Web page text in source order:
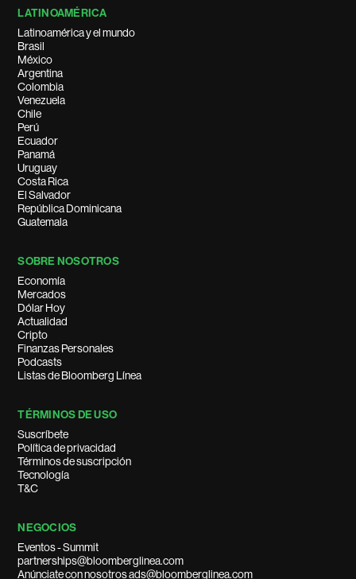
LATINOAMÉRICA
Latinoamérica y el mundo
Brasil
México
Argentina
Colombia
Venezuela
Chile
Perú
Ecuador
Panamá
Uruguay
Costa Rica
El Salvador
República Dominicana
Guatemala
SOBRE NOSOTROS
Economía
Mercados
Dólar Hoy
Actualidad
Cripto
Finanzas Personales
Podcasts
Listas de Bloomberg Línea
TÉRMINOS DE USO
Suscríbete
Política de privacidad
Términos de suscripción
Tecnología
T&C
NEGOCIOS
Eventos - Summit
partnerships@bloomberglinea.com
Anúnciate con nosotros ads@bloomberglinea.com